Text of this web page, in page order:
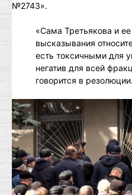
№2743».
«Сама Третьякова и
высказывания
есть токсичными для
негатив для всей
говорится в резолюции.